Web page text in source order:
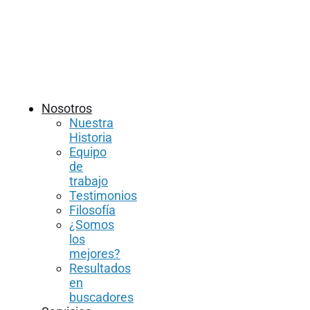
Nosotros
Nuestra
Historia
Equipo
de
trabajo
Testimonios
Filosofía
¿Somos
los
mejores?
Resultados
en
buscadores